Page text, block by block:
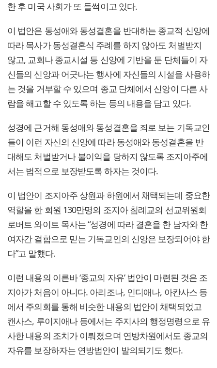
한 후 미국 사회가 또 들썩이고 있다.
이 법안은 동성애와 동성결혼을 반대하는 종교적 신앙에
따라 목사가 동성결혼식 주례를 하지 않아도 처벌받지
않고, 교회나 종교시설 등 신앙에 기반을 둔 단체들이 자
신들의 신앙과 어긋나는 행사에 자신들의 시설을 사용하
는 것을 거부할 수 있으며 종교 단체에서 신앙이 다른 사
람을 해고할 수 있도록 하는 등의 내용을 담고 있다.
성경에 근거해 동성애와 동성결혼을 죄로 보는 기독교인
들이 이런 자신의 신앙에 따라 동성애와 동성결혼을 반
대해도 처벌받거나 불이익을 당하지 않도록 조지아주에
서는 법적으로 보장받도록 하자는 것이다.
이 법안이 조지아주 상원과 하원에서 채택되는데 중요한
역할을 한 회원 130만명의 조지아 침례교의 선교위원회
로버트 와이트 목사는 “성경에 따라 결혼을 한 남자와 한
여자간 결합으로 믿는 기독교인의 신앙은 보장되어야 한
다”고 말했다.
이런 내용의 이른바 ‘종교의 자유’ 법안이 마련된 것은 조
지아가 처음이 아니다. 아리조나, 인디애나, 아칸사스 등
에서 주의회를 통해 비슷한 내용의 법안이 채택되었고
캔사스, 루이지애나 등에서는 주지사의 행정명령으로 유
사한 내용의 조치가 이뤄졌으며 연방차원에서도 종교의
자유를 보장하자는 연방법안이 발의되기도 했다.